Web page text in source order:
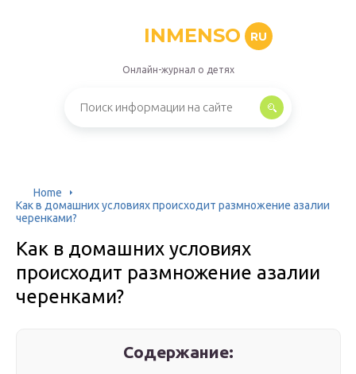
INMENSO RU
Онлайн-журнал о детях
Home
Как в домашних условиях происходит размножение азалии
черенками?
Как в домашних условиях
происходит размножение азалии
черенками?
Содержание: